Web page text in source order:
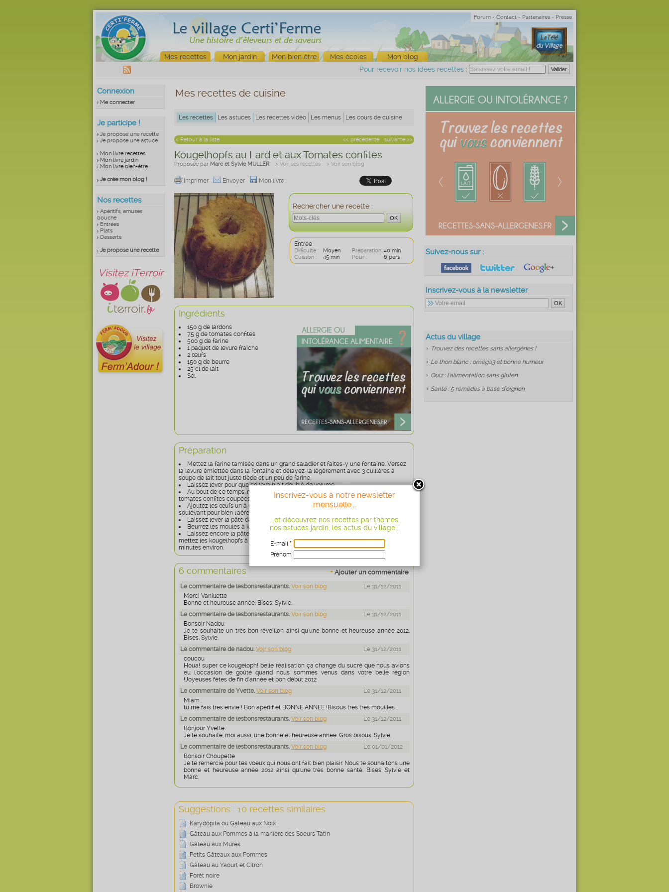
Forum - Contact - Partenaires - Presse
Mes recettes Mon jardin Mon bien être Mes écoles
Mon blog
Pour recevoir nos idées recettes :
Connexion
Me connecter
Je participe !
Je propose une recette
Je propose une astuce
Mon livre recettes
Mon livre jardin
Mon livre bien-être
Je crée mon blog !
Nos recettes
Apéritifs, amuses
bouche
Entrées
Plats
Desserts
Je propose une recette
Visitez iTerroir
Suivez-nous sur :
Inscrivez-vous à la newsletter
Actus du village
Trouvez des recettes sans allergènes !
Le thon blanc : oméga3 et bonne humeur
Quiz : l'alimentation sans gluten
Santé : 5 remèdes à base d'oignon
Mes recettes de cuisine
Les recettes Les astuces Les recettes vidéo Les menus Les cours de cuisine
suivante >>
<< précédente
< Retour à la liste
Kougelhopfs au Lard et aux Tomates confites
Proposée par Marc et Sylvie MULLER > Voir ses recettes > Voir son blog
Imprimer Envoyer Mon livre
Rechercher une recette :
Entrée
Difficulté : Moyen Préparation :40 min
Cuisson :
45 min Pour : 6 pers
Ingrédients
150 g de lardons
75 g de tomates confites
500 g de farine
1 paquet de levure fraîche
2 œufs
150 g de beurre
25 cl de lait
Sel
Préparation
Mettez la farine tamisée dans un grand saladier et faites-y une fontaine. Versez
la levure émiettée dans la fontaine et délayez-la légèrement avec 3 cuillères à
soupe de lait tout juste tiède et un peu de farine.
Laissez lever pour que ce levain ait doublé de volume.
Au bout de ce temps, mélangez le lait, le sel, le beurre ramolli, les lardons et les
tomates confites coupées en petits dés.
Ajoutez les œufs un à un et pétrissez la pâte au moins 20 minutes, en la
soulevant pour bien l'aérer, il faut que la pâte se détache des parois.
Laissez lever la pâte dans le saladier. Il faut qu'elle double de volume.
Beurrez les moules à kougelhopf ou un moule de 24 cm de diamètre.
Laissez encore la pâte lever jusqu'à ce qu'elle atteigne le bord des moules puis
mettez les kougelhopfs à cuire dans le four à 180°C, thermostat 6 pendant 45
minutes environ.
+ Ajouter un commentaire
6 commentaires
Le commentaire de lesbonsrestaurants. Voir son blog
Le 31/12/2011
Merci Vanillette
Bonne et heureuse année. Bises. Sylvie.
Le commentaire de lesbonsrestaurants. Voir son blog
Le 31/12/2011
Bonsoir Nadou
Je te souhaite un très bon réveillon ainsi qu'une bonne et heureuse année 2012.
Bises. Sylvie.
Le commentaire de nadou. Voir son blog
Le 31/12/2011
coucou
Houa! super ce kougeloph! belle réalisation ça change du sucré que nous avions
eu l'occasion de goûté quand nous sommes venus dans votre belle région
!Joyeuses fêtes de fin d'année et bon début 2012
Le commentaire de Yvette. Voir son blog
Le 31/12/2011
Miam...
tu me fais très envie ! Bon apériif et BONNE ANNEE !Bisous très très mouillés !
Le commentaire de lesbonsrestaurants. Voir son blog
Le 31/12/2011
Bonjour Yvette
Je te souhaite, moi aussi, une bonne et heureuse année. Gros bisous. Sylvie.
Le commentaire de lesbonsrestaurants. Voir son blog
Le 01/01/2012
Bonsoir Choupette
Je te remercie pour tes voeux qui nous ont fait bien plaisir. Nous te souhaitons une
bonne et heureuse année 2012 ainsi qu'une très bonne santé. Bises. Sylvie et
Marc.
Suggestions : 10 recettes similaires
Karydopita ou Gâteau aux Noix
Gâteau aux Pommes à la manière des Soeurs Tatin
Gâteau aux Mûres
Petits Gâteaux aux Pommes
Gâteau au Yaourt et Citron
Forêt noire
Brownie
Inscrivez-vous à notre newsletter
mensuelle...
...et découvrez nos recettes par thèmes,
nos astuces jardin, les actus du village...
E-mail *
Prénom
Age
* obligatoire